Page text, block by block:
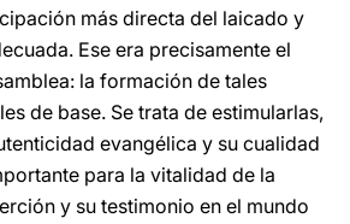
más directa del laicado y
Ese era precisamente el
la formación de tales
de base. Se trata de estimularlas,
evangélica y su cualidad
para la vitalidad de la
y su testimonio en el mundo